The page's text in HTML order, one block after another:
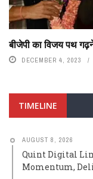
बीजेपी का विजय पथ
DECEMBER 4, 2023
TIMELINE
AUGUST 8, 2026
Quint Digital
Momentum,